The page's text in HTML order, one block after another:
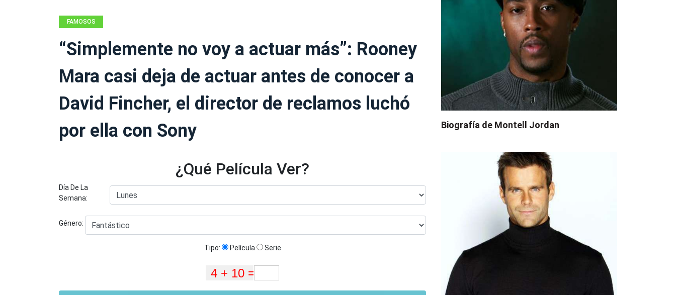
FAMOSOS
“Simplemente no voy a actuar más”: Rooney
Mara casi deja de actuar antes de conocer a
David Fincher, el director de reclamos luchó
por ella con Sony
¿Qué Película Ver?
Día De La
Semana:
Género:
Tipo: Película Serie
Biografía de Montell Jordan